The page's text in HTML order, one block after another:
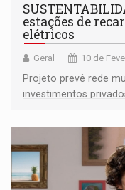
estações de
elétricos
Geral 10 de
Projeto prevê rede
investimentos